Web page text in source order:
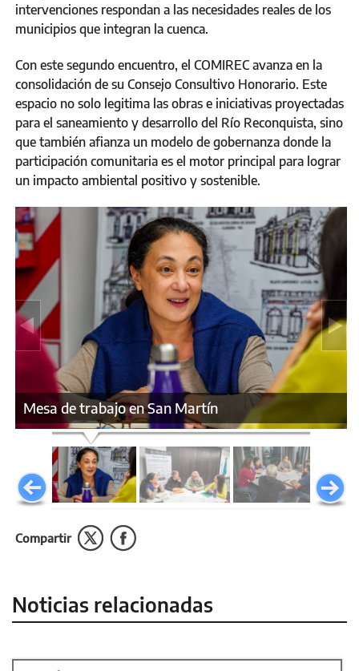
intervenciones respondan a las necesidades reales de los
municipios que integran la cuenca.
Con este segundo encuentro, el COMIREC avanza en la
consolidación de su Consejo Consultivo Honorario. Este
espacio no solo legitima las obras e iniciativas proyectadas
para el saneamiento y desarrollo del Río Reconquista, sino
que también afianza un modelo de gobernanza donde la
participación comunitaria es el motor principal para lograr
un impacto ambiental positivo y sostenible.
Mesa de trabajo en San Martín
Compartir
Noticias relacionadas